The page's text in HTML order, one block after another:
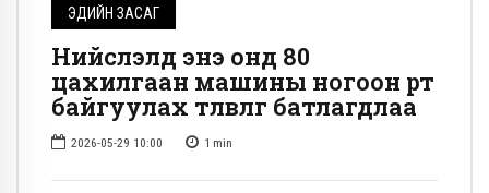
ЭДИЙН ЗАСАГ
Нийслэлд энэ онд 80
цахилгаан машины ногоон өртөө
байгуулах төлөвлөгөө батлагдлаа
2026-05-29 10:00 1 min